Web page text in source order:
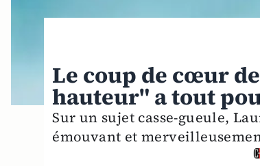
Le coup de cœur
hauteur" a tout
Sur un sujet casse-gueule,
émouvant et